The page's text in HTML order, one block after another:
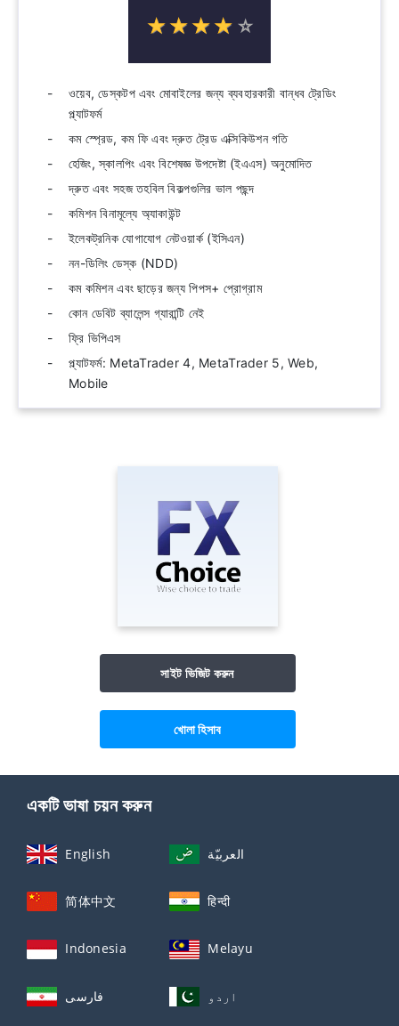
☆☆☆☆ ☆
★★★★ ★
ওয়েব, ডেস্কটপ এবং মোবাইলের জন্য ব্যবহারকারী বান্ধব ট্রেডিং
প্ল্যাটফর্ম
কম স্প্রেড, কম ফি এবং দ্রুত ট্রেড এক্সিকিউশন গতি
হেজিং, স্কালপিং এবং বিশেষজ্ঞ উপদেষ্টা (ইএএস) অনুমোদিত
দ্রুত এবং সহজ তহবিল বিকল্পগুলির ভাল পছন্দ
কমিশন বিনামূল্যে অ্যাকাউন্ট
ইলেকট্রনিক যোগাযোগ নেটওয়ার্ক (ইসিএন)
নন-ডিলিং ডেস্ক (NDD)
কম কমিশন এবং ছাড়ের জন্য পিপস+ প্রোগ্রাম
কোন ডেবিট ব্যালেন্স গ্যারান্টি নেই
ফ্রি ভিপিএস
প্ল্যাটফর্ম: MetaTrader 4, MetaTrader 5, Web,
Mobile
সাইট ভিজিট করুন
খোলা হিসাব
একটি ভাষা চয়ন করুন
English العربيّة
简体中文 हिन्दी
Indonesia Melayu
فارسی اردو